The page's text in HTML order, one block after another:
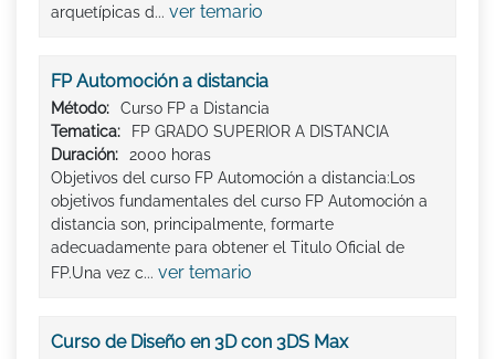
arquetípicas d... ver temario
FP Automoción a distancia
Método:
Curso FP a Distancia
Tematica:
FP GRADO SUPERIOR A DISTANCIA
Duración:
2000 horas
Objetivos del curso FP Automoción a distancia:Los
objetivos fundamentales del curso FP Automoción a
distancia son, principalmente, formarte
adecuadamente para obtener el Titulo Oficial de
FP.Una vez c... ver temario
Curso de Diseño en 3D con 3DS Max